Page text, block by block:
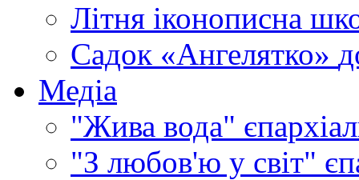
Літня іконописна
Садок «Ангелятко»
Медіа
"Жива вода"
"З любов'ю у світ"